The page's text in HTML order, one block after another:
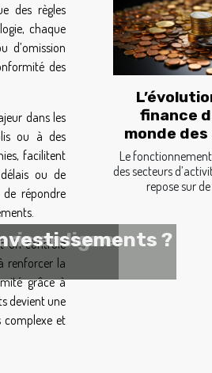
des règles
chaque
d’omission
des
dans les
ou à des
facilitent
ou de
répondre
un contrôle
renforcer la
grâce à
devient une
complexe et
finance
monde
Le
des secteurs
repose sur
en ligne ?